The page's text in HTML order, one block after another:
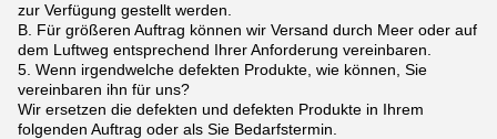
zur Verfügung gestellt werden.
B. Für größeren Auftrag können wir Versand durch Meer oder auf
dem Luftweg entsprechend Ihrer Anforderung vereinbaren.
5. Wenn irgendwelche defekten Produkte, wie können, Sie
vereinbaren ihn für uns?
Wir ersetzen die defekten und defekten Produkte in Ihrem
folgenden Auftrag oder als Sie Bedarfstermin.